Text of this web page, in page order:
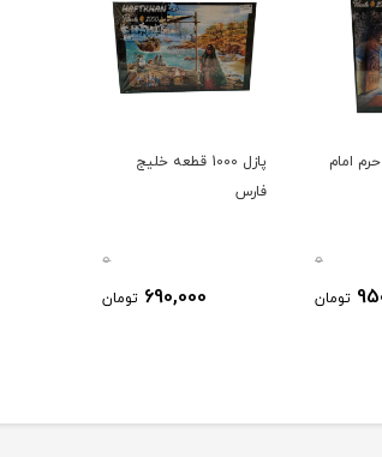
حرم امام
0
تومان
پازل 1000 قطعه خلیج
فارس
0
690,000 تومان